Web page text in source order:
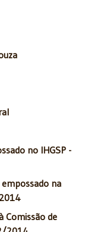
no IHGSP -
na
Comissão de